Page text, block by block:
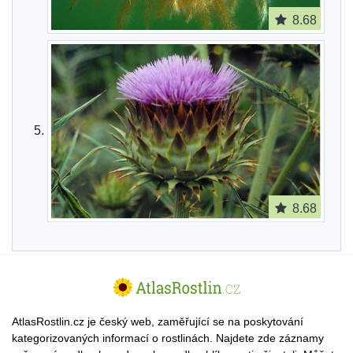
8.68
8.68
AtlasRostlin.cz je český web, zaměřující se na poskytování
kategorizovaných informací o rostlinách. Najdete zde záznamy